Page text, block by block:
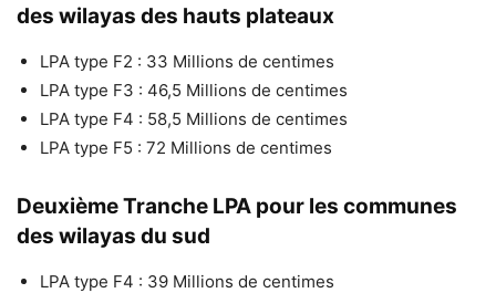
des wilayas des hauts plateaux
LPA type F2 : 33 Millions de centimes
LPA type F3 : 46,5 Millions de centimes
LPA type F4 : 58,5 Millions de centimes
LPA type F5 : 72 Millions de centimes
Deuxième Tranche LPA pour les communes
des wilayas du sud
LPA type F4 : 39 Millions de centimes